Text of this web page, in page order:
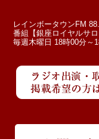
レインボータウンFM
番組【銀座ロイヤルサロ
毎週木曜日 18時00分～